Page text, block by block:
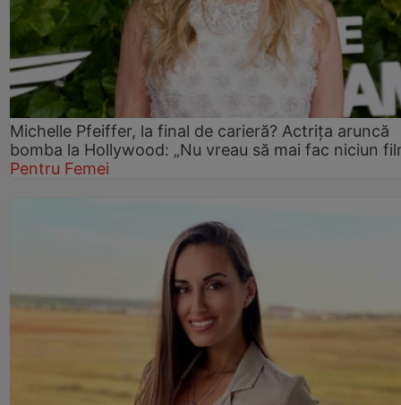
Michelle Pfeiffer, la final de carieră? Actrița aruncă
bomba la Hollywood: „Nu vreau să mai fac niciun
Pentru Femei